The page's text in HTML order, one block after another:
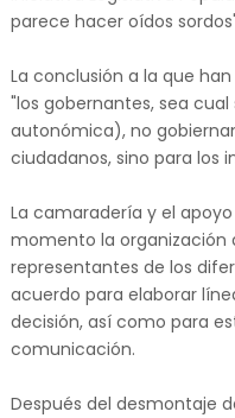
parece hacer oídos
La conclusión a la que
"los gobernantes, sea
autonómica), no
ciudadanos, sino para los
La camaradería y el
momento la organización
representantes de los
acuerdo para elaborar
decisión, así como para
comunicación.
Después del desmontaje